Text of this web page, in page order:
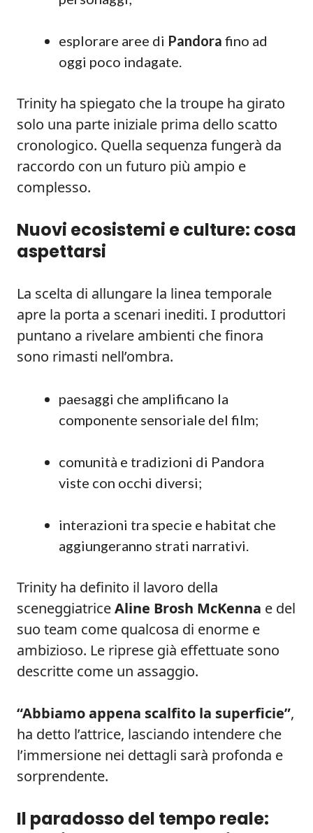
esplorare aree di Pandora fino ad
oggi poco indagate.
Trinity ha spiegato che la troupe ha girato
solo una parte iniziale prima dello scatto
cronologico. Quella sequenza fungerà da
raccordo con un futuro più ampio e
complesso.
Nuovi ecosistemi e culture: cosa
aspettarsi
La scelta di allungare la linea temporale
apre la porta a scenari inediti. I produttori
puntano a rivelare ambienti che finora
sono rimasti nell’ombra.
paesaggi che amplificano la
componente sensoriale del film;
comunità e tradizioni di Pandora
viste con occhi diversi;
interazioni tra specie e habitat che
aggiungeranno strati narrativi.
Trinity ha definito il lavoro della
sceneggiatriceAline Brosh McKenna e del
suo team come qualcosa di enorme e
ambizioso. Le riprese già effettuate sono
descritte come un assaggio.
“Abbiamo appena scalfito la superficie”,
ha detto l’attrice, lasciando intendere che
l’immersione nei dettagli sarà profonda e
sorprendente.
Il paradosso del tempo reale: